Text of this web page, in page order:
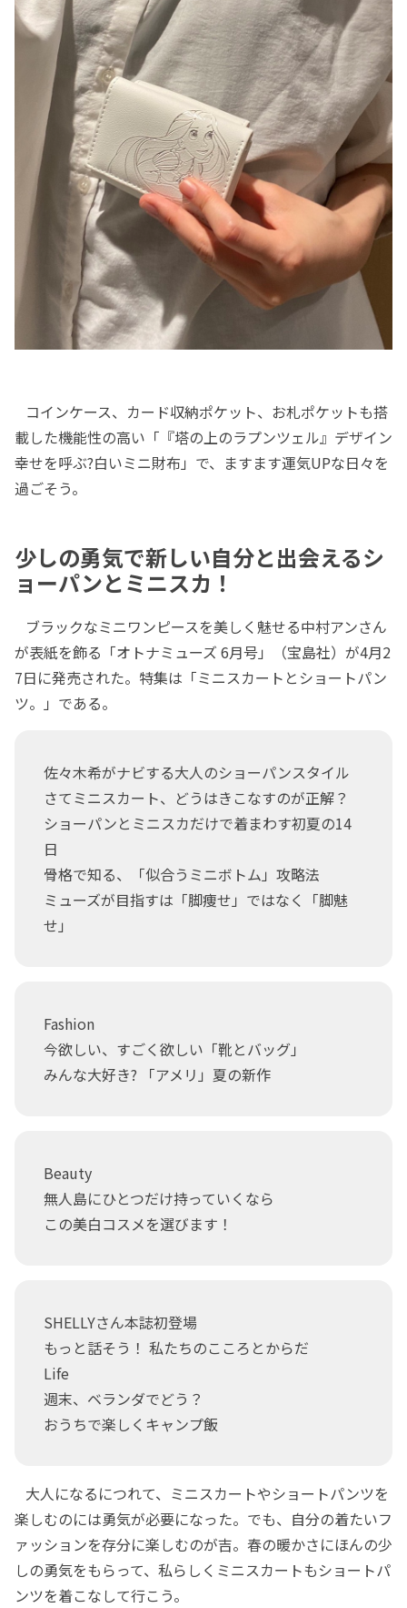
コインケース、カード収納ポケット、お札ポケットも搭
載した機能性の高い「『塔の上のラプンツェル』デザイン
幸せを呼ぶ?白いミニ財布」で、ますます運気UPな日々を
過ごそう。
少しの勇気で新しい自分と出会えるシ
ョーパンとミニスカ！
ブラックなミニワンピースを美しく魅せる中村アンさん
が表紙を飾る「オトナミューズ 6月号」（宝島社）が4月2
7日に発売された。特集は「ミニスカートとショートパン
ツ。」である。
佐々木希がナビする大人のショーパンスタイル
さてミニスカート、どうはきこなすのが正解？
ショーパンとミニスカだけで着まわす初夏の14
日
骨格で知る、「似合うミニボトム」攻略法
ミューズが目指すは「脚痩せ」ではなく「脚魅
せ」
Fashion
今欲しい、すごく欲しい「靴とバッグ」
みんな大好き? 「アメリ」夏の新作
Beauty
無人島にひとつだけ持っていくなら
この美白コスメを選びます！
SHELLYさん本誌初登場
もっと話そう！ 私たちのこころとからだ
Life
週末、ベランダでどう？
おうちで楽しくキャンプ飯
大人になるにつれて、ミニスカートやショートパンツを
楽しむのには勇気が必要になった。でも、自分の着たいフ
ァッションを存分に楽しむのが吉。春の暖かさにほんの少
しの勇気をもらって、私らしくミニスカートもショートパ
ンツを着こなして行こう。